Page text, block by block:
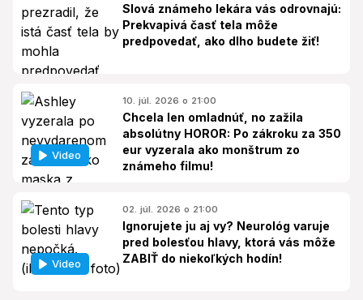
Slová známeho lekára vás odrovnajú:
Prekvapivá časť tela môže
predpovedať, ako dlho budete žiť!
Video
10. júl. 2026 o 21:00
Chcela len omladnúť, no zažila
absolútny HOROR: Po zákroku za 350
eur vyzerala ako monštrum zo
známeho filmu!
Video
02. júl. 2026 o 21:00
Ignorujete ju aj vy? Neurológ varuje
pred bolesťou hlavy, ktorá vás môže
ZABIŤ do niekoľkých hodín!